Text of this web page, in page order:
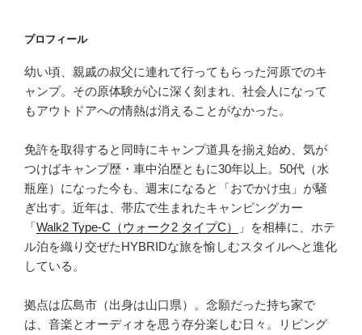
ス
選
び
も
要！”
の
プロフィール
幼い頃、親戚の叔父に連れて行ってもらった河原でのキ
ャンプ。その原体験が心に深く刻まれ、社会人になって
もアウトドアへの情熱は消えることがなかった。
免許を取得すると同時にキャンプ道具を揃え始め、気が
つけばキャンプ歴・車中泊歴ともに30年以上。50代（水
瓶座）になった今も、週末になると「おでかけ虫」が騒
ぎ出す。近年は、帯広で生まれたキャンピングカー
「Walk2 Type‑C（ウォーク2 タイプC）
」を相棒に、ホテ
ル泊を織り交ぜたHYBRIDな旅を愉しむスタイルへと進化
している。
拠点は広島市（出身は山口県）。念願だった持ち家で
は、音楽とオーディオを思う存分楽しむ日々。リビング